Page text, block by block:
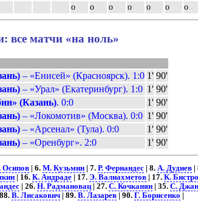
о о о о о о о
все матчи «на ноль»
– «Енисей» (Красноярск). 1:0 1' 90'
– «Урал» (Екатеринбург). 1:0 1' 90'
(Казань). 0:0 1' 90'
– «Локомотив» (Москва). 0:0 1' 90'
– «Арсенал» (Тула). 0:0 1' 90'
– «Оренбург». 2:0 1' 90'
Осипов| 6. М. Кузьмин| 7. Р. Фернандес| 8. А. Дудиев|
| 16. К. Андраде| 17. Э. Валиахметов| 17. К.
| 26. Н. Радмановац| 27. С. Кочканян| 35. С.
В. Лисакович| 89. В. Лазарев| 90. Г. Борисенко |